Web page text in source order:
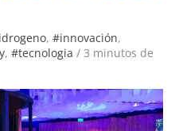
, #innovación,
, #tecnologia / 3 minutos de